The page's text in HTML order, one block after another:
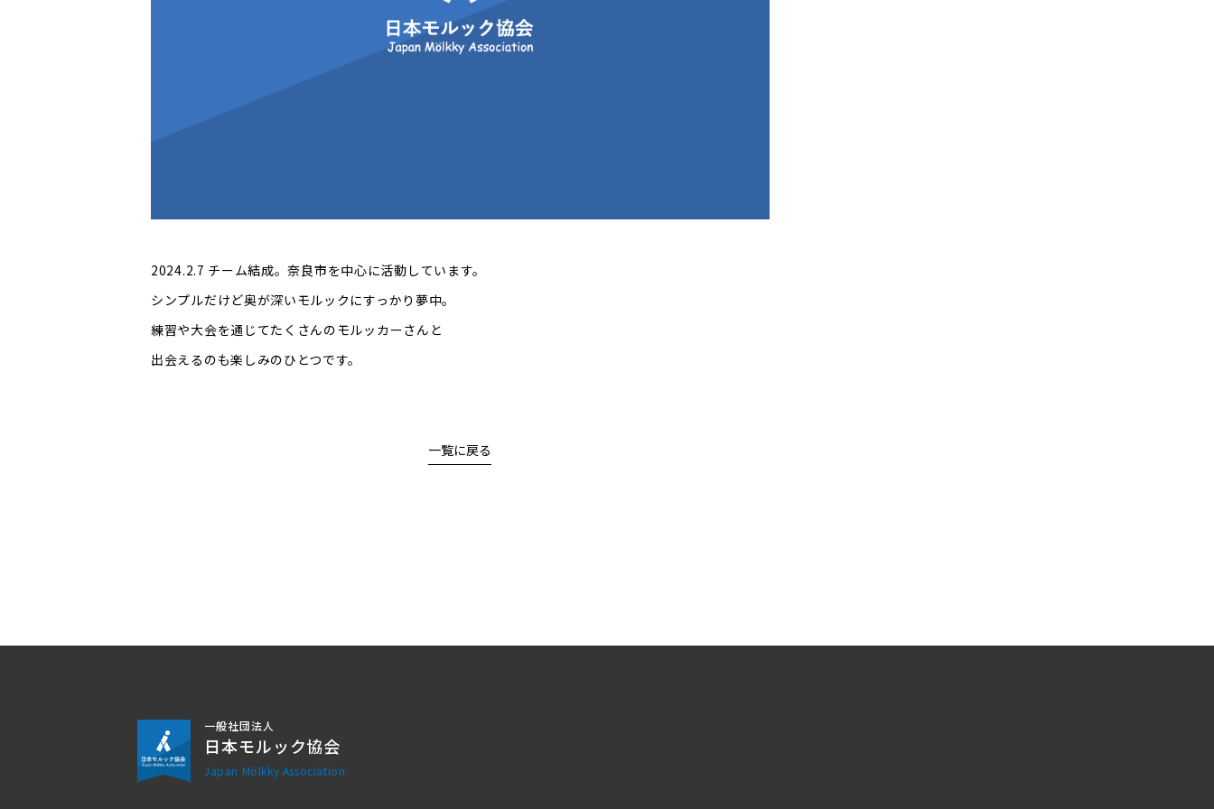
2024.2.7 チーム結成。奈良市を中心に活動しています。
シンプルだけど奥が深いモルックにすっかり夢中。
練習や大会を通じてたくさんのモルッカーさんと
出会えるのも楽しみのひとつです。
一覧に戻る
一般社団法人
日本モルック協会
Japan Mölkky Association